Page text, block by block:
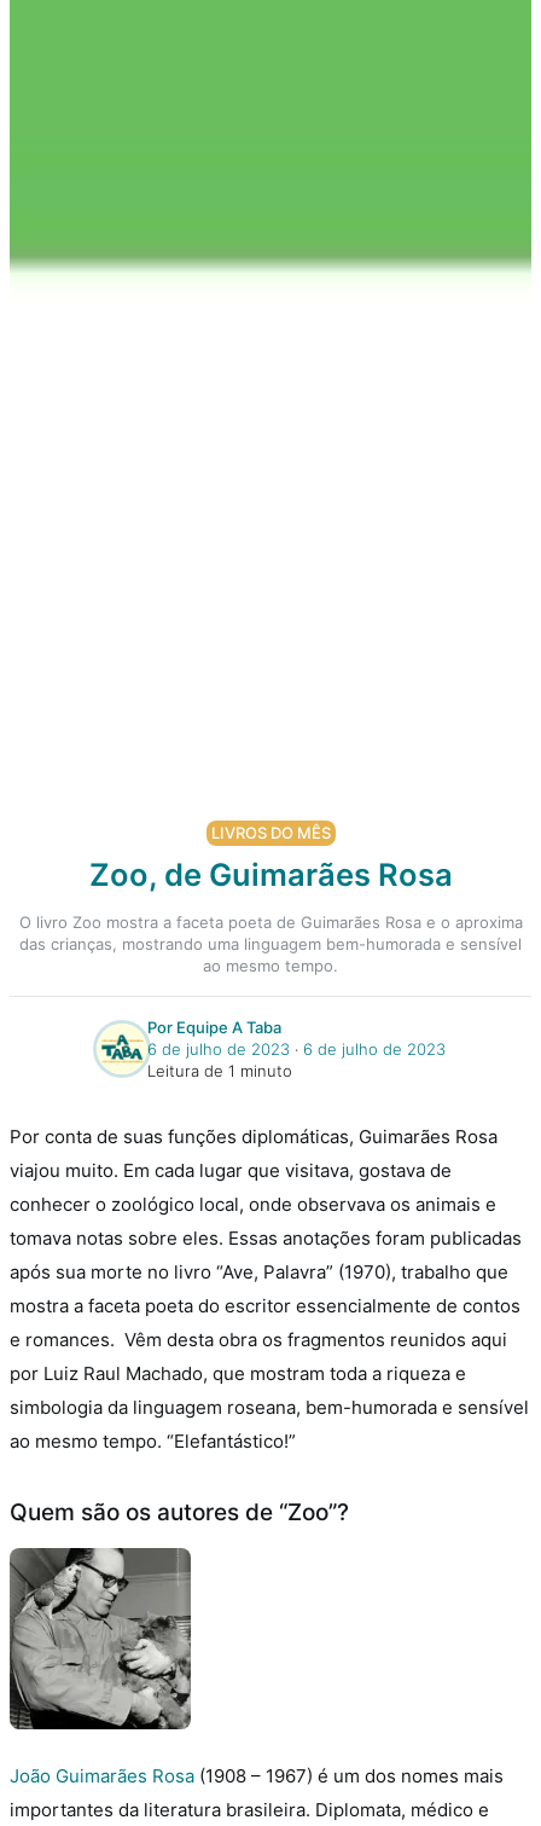
LIVROS DO MÊS
Zoo, de Guimarães Rosa
O livro Zoo mostra a faceta poeta de Guimarães Rosa e o aproxima
das crianças, mostrando uma linguagem bem-humorada e sensível
ao mesmo tempo.
Por Equipe A Taba
6 de julho de 2023‧ 6 de julho de 2023
Leitura de 1 minuto
Por conta de suas funções diplomáticas, Guimarães Rosa
viajou muito. Em cada lugar que visitava, gostava de
conhecer o zoológico local, onde observava os animais e
tomava notas sobre eles. Essas anotações foram publicadas
após sua morte no livro “Ave, Palavra” (1970), trabalho que
mostra a faceta poeta do escritor essencialmente de contos
e romances. Vêm desta obra os fragmentos reunidos aqui
por Luiz Raul Machado, que mostram toda a riqueza e
simbologia da linguagem roseana, bem-humorada e sensível
ao mesmo tempo. “Elefantástico!”
Quem são os autores de “Zoo”?
João Guimarães Rosa (1908 – 1967) é um dos nomes mais
importantes da literatura brasileira. Diplomata, médico e